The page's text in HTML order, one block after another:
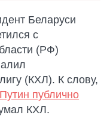
Беларуси
с
(РФ)
(КХЛ). К слову,
публично
КХЛ.